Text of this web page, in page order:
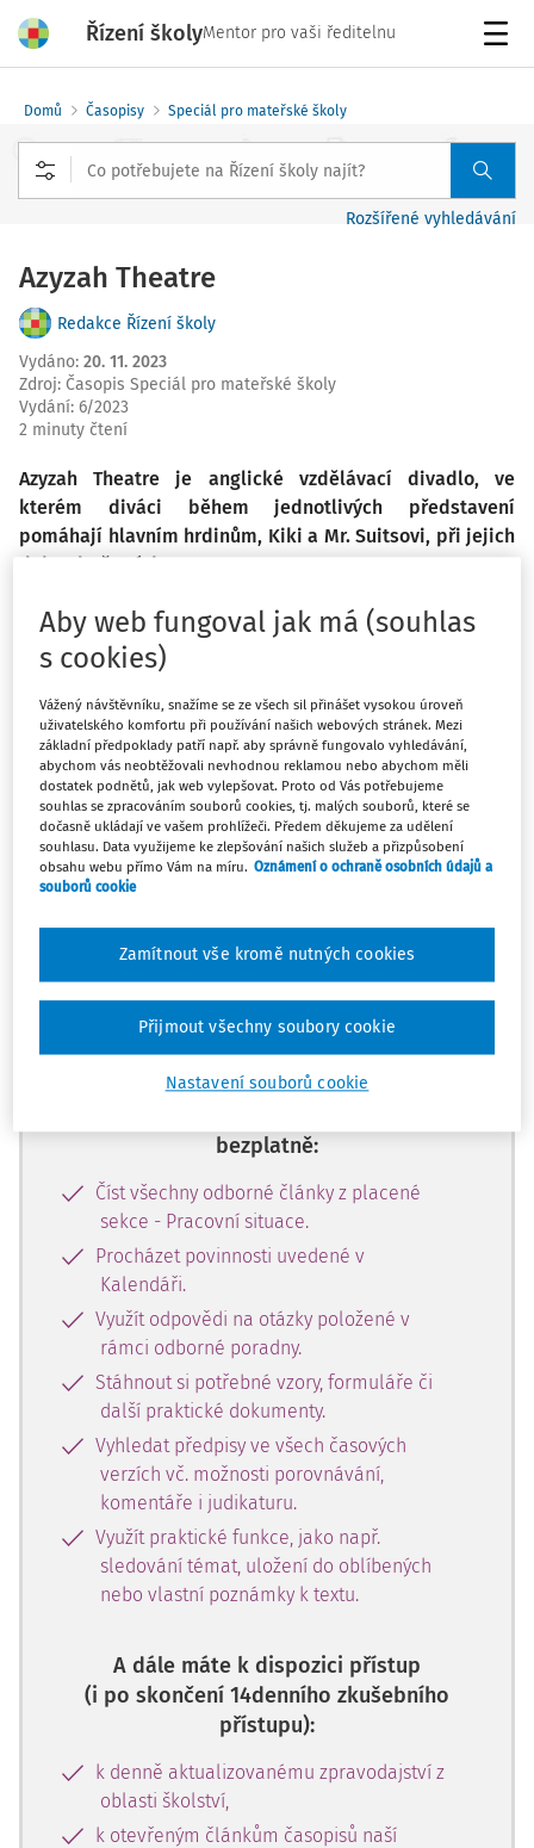
Řízení školyMentor pro vaši ředitelnu
Domů Časopisy Speciál pro mateřské školy
Rozšířené vyhledávání
Azyzah Theatre
Redakce Řízení školy
Vydáno: 20. 11. 2023
Zdroj: Časopis Speciál pro mateřské školy
Vydání: 6/2023
2 minuty čtení
Azyzah Theatre je anglické vzdělávací divadlo, ve
kterém diváci během jednotlivých představení
pomáhají hlavním hrdinům, Kiki a Mr. Suitsovi, při jejich
dobrodružstvích.
Tento dokument je jen pro
předplatitele.
Zaregistrujte se, zadejte telefonní
číslo a získejte
aplikace na 14 dnů.
bezplatně:
Číst všechny odborné články z placené
sekce - Pracovní situace.
Procházet povinnosti uvedené v
Kalendáři.
Využít odpovědi na otázky položené v
rámci odborné poradny.
Stáhnout si potřebné vzory, formuláře či
další praktické dokumenty.
Vyhledat předpisy ve všech časových
verzích vč. možnosti porovnávání,
komentáře i judikaturu.
Využít praktické funkce, jako např.
sledování témat, uložení do oblíbených
nebo vlastní poznámky k textu.
A dále máte k dispozici přístup
(i po skončení 14denního zkušebního
přístupu):
k denně aktualizovanému zpravodajství z
oblasti školství,
k otevřeným článkům časopisů naší
Aby web fungoval jak má (souhlas
s cookies)
Vážený návštěvníku, snažíme se ze všech sil přinášet vysokou úroveň
uživatelského komfortu při používání našich webových stránek. Mezi
základní předpoklady patří např. aby správně fungovalo vyhledávání,
abychom vás neobtěžovali nevhodnou reklamou nebo abychom měli
dostatek podnětů, jak web vylepšovat. Proto od Vás potřebujeme
souhlas se zpracováním souborů cookies, tj. malých souborů, které se
dočasně ukládají ve vašem prohlížeči. Předem děkujeme za udělení
souhlasu. Data využijeme ke zlepšování našich služeb a přizpůsobení
obsahu webu přímo Vám na míru. Oznámení o ochraně osobních údajů a
souborů cookie
Nastavení souborů cookie
Zamítnout vše kromě nutných cookies
Přijmout všechny soubory cookie